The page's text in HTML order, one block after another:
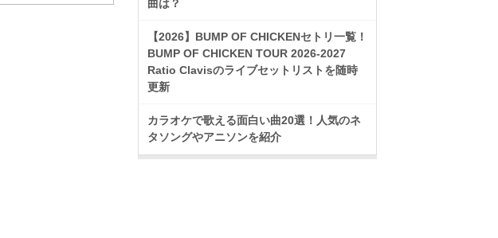
曲は？
【2026】BUMP OF CHICKENセトリ一覧！
BUMP OF CHICKEN TOUR 2026-2027
Ratio Clavisのライブセットリストを随時
更新
カラオケで歌える面白い曲20選！人気のネ
タソングやアニソンを紹介